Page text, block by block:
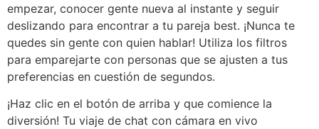
empezar, conocer gente nueva al instante y seguir
deslizando para encontrar a tu pareja best. ¡Nunca te
quedes sin gente con quien hablar! Utiliza los filtros
para emparejarte con personas que se ajusten a tus
preferencias en cuestión de segundos.
¡Haz clic en el botón de arriba y que comience la
diversión! Tu viaje de chat con cámara en vivo